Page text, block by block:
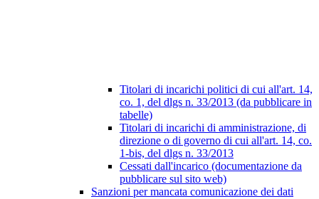
Titolari di incarichi politici di cui all'art. 14,
co. 1, del dlgs n. 33/2013 (da pubblicare in
tabelle)
Titolari di incarichi di amministrazione, di
direzione o di governo di cui all'art. 14, co.
1-bis, del dlgs n. 33/2013
Cessati dall'incarico (documentazione da
pubblicare sul sito web)
Sanzioni per mancata comunicazione dei dati